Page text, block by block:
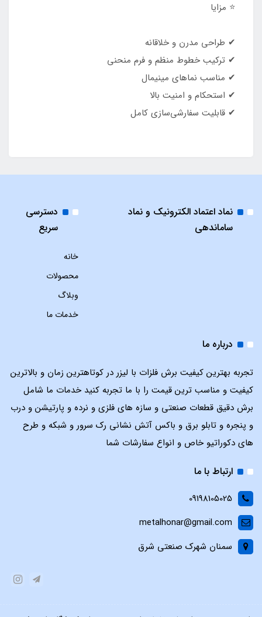
⭐ مزایا
✔ طراحی مدرن و خلاقانه
✔ ترکیب خطوط منظم و فرم منحنی
✔ مناسب نماهای مینیمال
✔ استحکام و امنیت بالا
✔ قابلیت سفارشی‌سازی کامل
نماد اعتماد الکترونیک و نماد
ساماندهی
دسترسی
سریع
خانه
محصولات
وبلاگ
خدمات ما
درباره ما
تجربه بهترین کیفیت برش فلزات با لیزر در کوتاهترین زمان و بالاترین
کیفیت و مناسب ترین قیمت را با ما تجربه کنید خدمات ما شامل
برش دقیق قطعات صنعتی و سازه های فلزی و نرده و پارتیشن و درب
و پنجره و تابلو برق و باکس آتش نشانی رک سرور و شبکه و طرح
های دکوراتیو خاص و انواع سفارشات شما
ارتباط با ما
09198105025
metalhonar@gmail.com
سمنان شهرک صنعتی شرق